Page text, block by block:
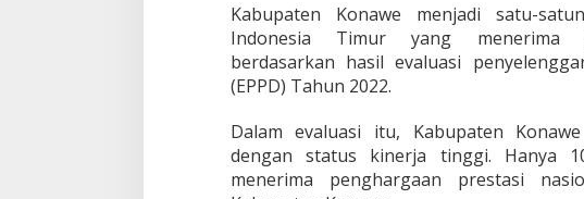
a
r
i
K
e
n
d
Kabupaten Konawe menjadi satu-
Indonesia Timur yang menerima
berdasarkan hasil evaluasi
(EPPD) Tahun 2022.
Dalam evaluasi itu, Kabupaten
dengan status kinerja tinggi. Hanya
menerima penghargaan prestasi